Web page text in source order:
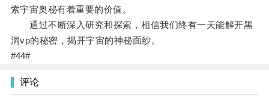
索宇宙奥秘有着重要的价值。
通过不断深入研究和探索，相信我们终有一天能解开黑
洞vp的秘密，揭开宇宙的神秘面纱。
#44#
评论